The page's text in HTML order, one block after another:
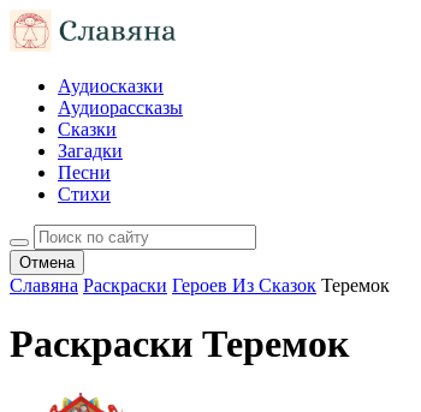
Аудиосказки
Аудиорассказы
Сказки
Загадки
Песни
Стихи
Отмена
Славяна Раскраски Героев Из Сказок Теремок
Раскраски Теремок